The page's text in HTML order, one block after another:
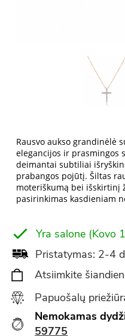
Rausvo aukso grandinėlė
elegancijos ir prasmingos
deimantai subtiliai
prabangos pojūtį. Šiltas
moteriškumą bei išskirtinį
pasirinkimas kasdieniam
Yra salone (Kovo
Pristatymas: 2-4
Atsiimkite
Papuošalų
Nemokamas
59775